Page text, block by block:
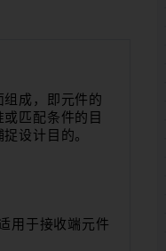
成，即元件的
匹配条件的目
设计目的。
用于接收端元件